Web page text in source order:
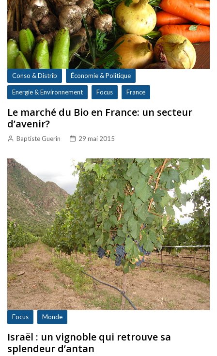
Conso & Distrib Économie & Politique
Energie & Environnement Focus France
Le marché du Bio en France: un secteur
d’avenir?
Baptiste Guerin 29 mai 2015
Focus Monde
Israël : un vignoble qui retrouve sa
splendeur d’antan